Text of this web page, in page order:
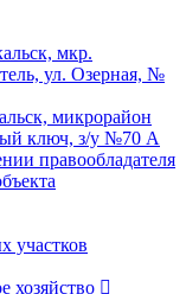
мкр.
ул. Озерная, №
микрорайон
ключ, з/у №70 А
правообладателя
участков
хозяйство